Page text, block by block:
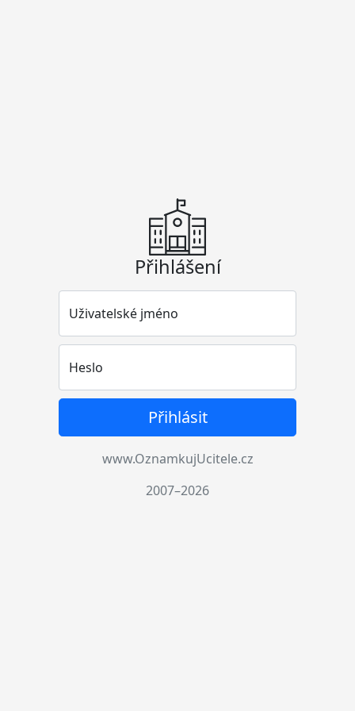
Přihlášení
Uživatelské jméno
Heslo
Přihlásit
www.OznamkujUcitele.cz
2007–2026